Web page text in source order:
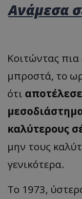
Aνάμεσα
Κοιτώντας
μπροστά, το
ότι
καλύτερους
μην τους
γενικότερα.
Το 1973,